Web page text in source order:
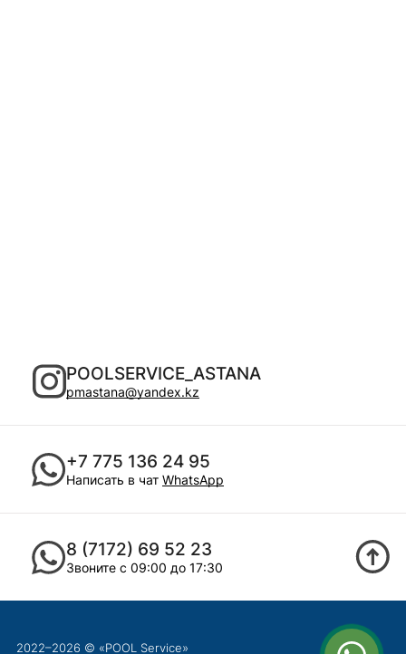
POOLSERVICE_ASTANA
pmastana@yandex.kz
+7 775 136 24 95
Написать в чат WhatsApp
8 (7172) 69 52 23
Звоните с 09:00 до 17:30
2022–2026 © «POOL Service»